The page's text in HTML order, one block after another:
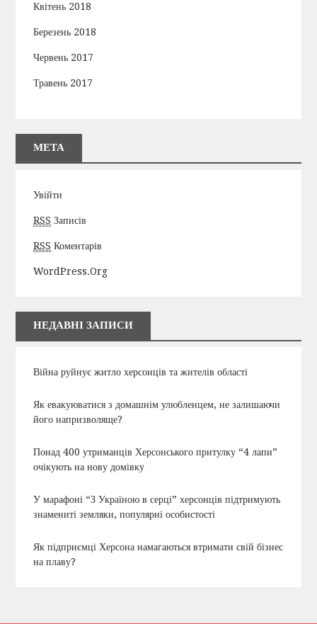
Квітень 2018
Березень 2018
Червень 2017
Травень 2017
МЕТА
Увійти
RSS Записів
RSS Коментарів
WordPress.org
НЕДАВНІ ЗАПИСИ
Війна руйнує житло херсонців та жителів області
Як евакуюватися з домашнім улюбленцем, не залишаючи
його напризволяще?
Понад 400 утриманців Херсонського притулку “4 лапи”
очікують на нову домівку
У марафоні “З Україною в серці” херсонців підтримують
знамениті земляки, популярні особистості
Як підприємці Херсона намагаються втримати свій бізнес
на плаву?